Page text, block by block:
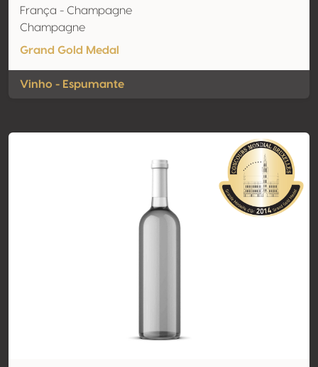
França - Champagne
Champagne
Grand Gold Medal
Vinho - Espumante